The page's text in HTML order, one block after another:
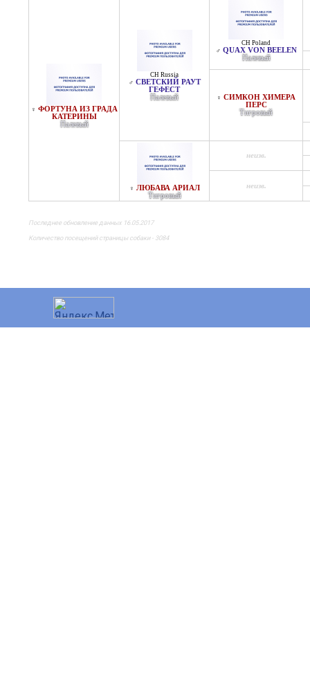
♀ ФОРТУНА ИЗ ГРАДА
КАТЕРИНЫ
Палевый
CH Russia
♂ СВЕТСКИЙ РАУТ
ГЕФЕСТ
Палевый
CH Poland
♂ QUAX VON BEELEN
Палевый
♀ СИМКОН ХИМЕРА
ПЕРС
Тигровый
♀ ЛЮБАВА АРИАЛ
Тигровый
неизв.
неизв.
Последнее обновление данных 16.05.2017
Количество посещений страницы собаки - 3084